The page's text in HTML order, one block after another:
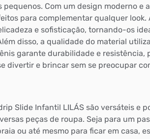
pequenos. Com um design moderno e
para complementar qualquer look.
e sofisticação, tornando-os
disso, a qualidade do material
garante durabilidade e resistência,
divertir e brincar sem se preocupar
Slide Infantil LILÁS são versáteis e
peças de roupa. Seja para um
ou até mesmo para ficar em casa,